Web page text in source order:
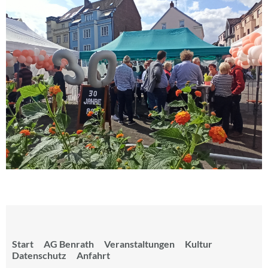
Start AG Benrath Veranstaltungen
Kultur
Datenschutz
Anfahrt